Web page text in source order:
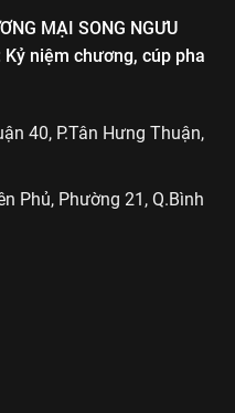
MẠI SONG NGƯU
niệm chương, cúp pha
40, P.Tân Hưng Thuận,
Phủ, Phường 21, Q.Bình